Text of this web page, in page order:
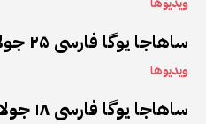
ساهاجا یوگا فارسی ۲۵ جولای ۲۰۲۶
ویدیوها
ساهاجا یوگا فارسی ۱۸ جولای ۲۰۲۶